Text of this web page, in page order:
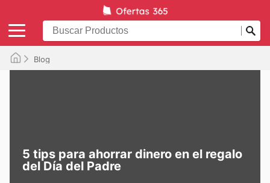
Blog
5 tips para ahorrar dinero en el regalo
del Día del Padre